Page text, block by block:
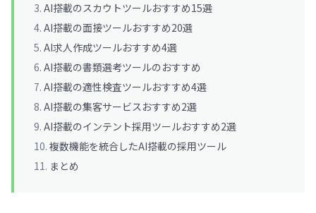
AI搭載のスカウトツールおすすめ15選
AI搭載の面接ツールおすすめ20選
AI求人作成ツールおすすめ4選
AI搭載の書類選考ツールのおすすめ
AI搭載の適性検査ツールおすすめ4選
AI搭載の集客サービスおすすめ2選
AI搭載のインテント採用ツールおすすめ2選
複数機能を統合したAI搭載の採用ツール
まとめ